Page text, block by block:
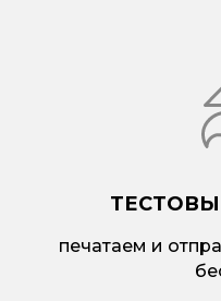
печатаем и